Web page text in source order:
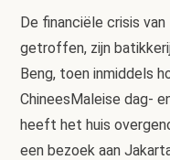
De financiële crisis
getroffen, zijn
Beng, toen inmiddels
ChineesMaleise dag-
heeft het huis
een bezoek aan